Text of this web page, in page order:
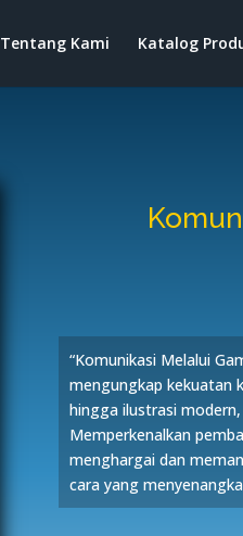
Tentang Kami Katalog
“Komunikasi Melalui
mengungkap kekuatan
hingga ilustrasi
Memperkenalkan
menghargai dan
cara yang